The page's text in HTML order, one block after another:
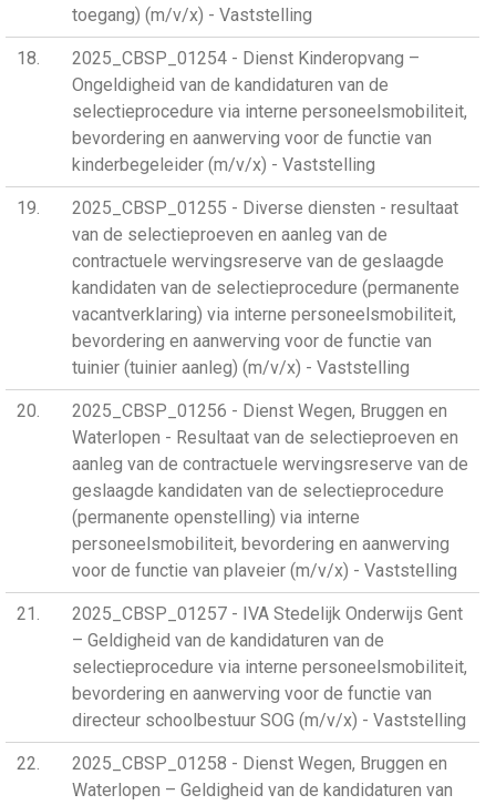
toegang) (m/v/x) - Vaststelling
18
2025_CBSP_01254 - Dienst Kinderopvang –
Ongeldigheid van de kandidaturen van de
selectieprocedure via interne personeelsmobiliteit,
bevordering en aanwerving voor de functie van
kinderbegeleider (m/v/x) - Vaststelling
19
2025_CBSP_01255 - Diverse diensten - resultaat
van de selectieproeven en aanleg van de
contractuele wervingsreserve van de geslaagde
kandidaten van de selectieprocedure (permanente
vacantverklaring) via interne personeelsmobiliteit,
bevordering en aanwerving voor de functie van
tuinier (tuinier aanleg) (m/v/x) - Vaststelling
20
2025_CBSP_01256 - Dienst Wegen, Bruggen en
Waterlopen - Resultaat van de selectieproeven en
aanleg van de contractuele wervingsreserve van de
geslaagde kandidaten van de selectieprocedure
(permanente openstelling) via interne
personeelsmobiliteit, bevordering en aanwerving
voor de functie van plaveier (m/v/x) - Vaststelling
21
2025_CBSP_01257 - IVA Stedelijk Onderwijs Gent
– Geldigheid van de kandidaturen van de
selectieprocedure via interne personeelsmobiliteit,
bevordering en aanwerving voor de functie van
directeur schoolbestuur SOG (m/v/x) - Vaststelling
22
2025_CBSP_01258 - Dienst Wegen, Bruggen en
Waterlopen – Geldigheid van de kandidaturen van